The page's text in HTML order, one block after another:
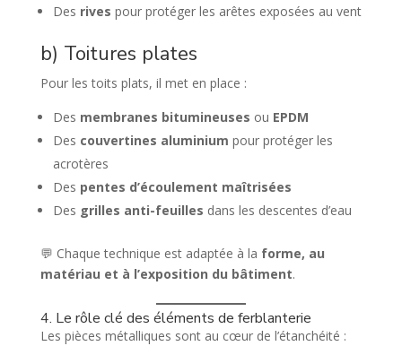
Des rives pour protéger les arêtes exposées au vent
b) Toitures plates
Pour les toits plats, il met en place :
Des membranes bitumineuses ou EPDM
Des couvertines aluminium pour protéger les
acrotères
Des pentes d’écoulement maîtrisées
Des grilles anti-feuilles dans les descentes d’eau
💬 Chaque technique est adaptée à la forme, au
matériau et à l’exposition du bâtiment.
4. Le rôle clé des éléments de ferblanterie
Les pièces métalliques sont au cœur de l’étanchéité :